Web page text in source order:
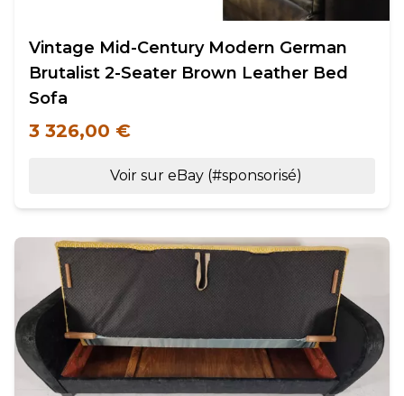
Vintage Mid-Century Modern German
Brutalist 2-Seater Brown Leather Bed
Sofa
3 326,00 €
Voir sur eBay (#sponsorisé)